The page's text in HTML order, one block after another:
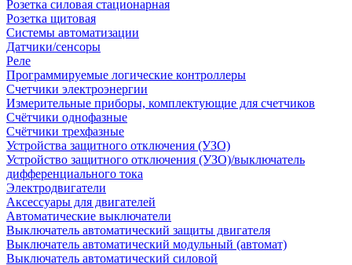
Розетка силовая стационарная
Розетка щитовая
Системы автоматизации
Датчики/сенсоры
Реле
Программируемые логические контроллеры
Счетчики электроэнергии
Измерительные приборы, комплектующие для счетчиков
Счётчики однофазные
Счётчики трехфазные
Устройства защитного отключения (УЗО)
Устройство защитного отключения (УЗО)/выключатель
дифференциального тока
Электродвигатели
Аксессуары для двигателей
Автоматические выключатели
Выключатель автоматический защиты двигателя
Выключатель автоматический модульный (автомат)
Выключатель автоматический силовой